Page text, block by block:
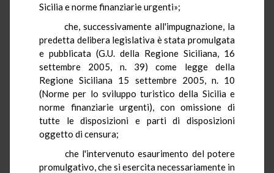
Sicilia e norme finanziarie urgenti»;
che, successivamente all'impugnazione, la
predetta delibera legislativa è stata promulgata
e pubblicata (G.U. della Regione Siciliana, 16
settembre 2005, n. 39) come legge della
Regione Siciliana 15 settembre 2005, n. 10
(Norme per lo sviluppo turistico della Sicilia e
norme finanziarie urgenti), con omissione di
tutte le disposizioni e parti di disposizioni
oggetto di censura;
che l'intervenuto esaurimento del potere
promulgativo, che si esercita necessariamente in